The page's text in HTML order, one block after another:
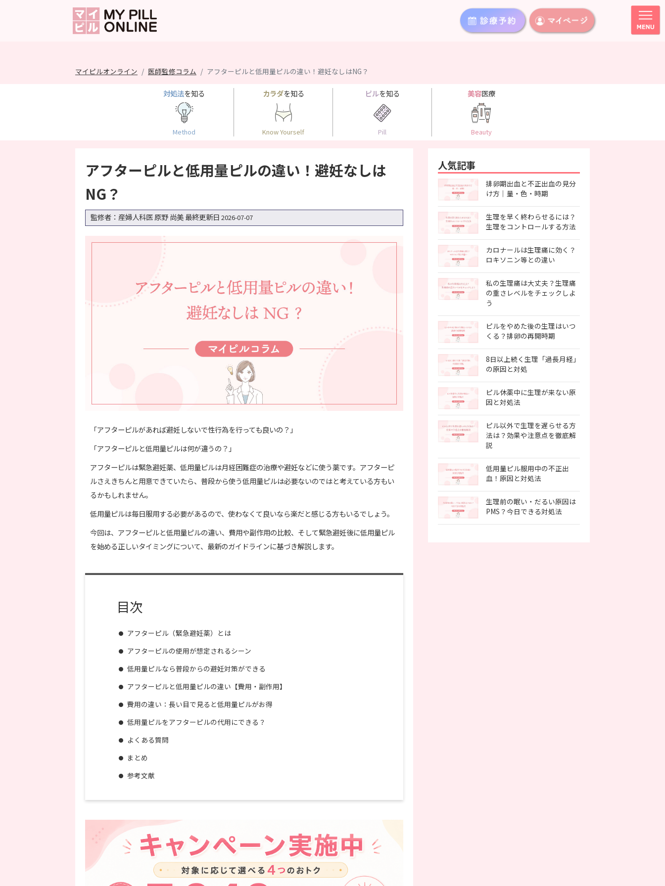
マイピルオンライン 医師監修コラム アフターピルと低用量ピルの違い！避妊なしはNG？
対処法を知る
Method
カラダを知る
Know Yourself
ピルを知る
Pill
美容医療
Beauty
アフターピルと低用量ピルの違い！避妊なしは
NG？
監修者：産婦人科医 原野 尚美最終更新日 2026-07-07
「アフターピルがあれば避妊しないで性行為を行っても良いの？」
「アフターピルと低用量ピルは何が違うの？」
アフターピルは緊急避妊薬、低用量ピルは月経困難症の治療や避妊などに使う薬です。アフターピ
ルさえきちんと用意できていたら、普段から使う低用量ピルは必要ないのではと考えている方もい
るかもしれません。
低用量ピルは毎日服用する必要があるので、使わなくて良いなら楽だと感じる方もいるでしょう。
今回は、アフターピルと低用量ピルの違い、費用や副作用の比較、そして緊急避妊後に低用量ピル
を始める正しいタイミングについて、最新のガイドラインに基づき解説します。
目次
アフターピル（緊急避妊薬）とは
アフターピルの使用が想定されるシーン
低用量ピルなら普段からの避妊対策ができる
アフターピルと低用量ピルの違い【費用・副作用】
費用の違い：長い目で見ると低用量ピルがお得
低用量ピルをアフターピルの代用にできる？
よくある質問
まとめ
参考文献
人気記事
排卵期出血と不正出血の見分
け方｜量・色・時期
生理を早く終わらせるには？
生理をコントロールする方法
カロナールは生理痛に効く？
ロキソニン等との違い
私の生理痛は大丈夫？生理痛
の重さレベルをチェックしよ
う
ピルをやめた後の生理はいつ
くる？排卵の再開時期
8日以上続く生理「過長月経」
の原因と対処
ピル休薬中に生理が来ない原
因と対処法
ピル以外で生理を遅らせる方
法は？効果や注意点を徹底解
説
低用量ピル服用中の不正出
血！原因と対処法
生理前の眠い・だるい原因は
PMS？今日できる対処法